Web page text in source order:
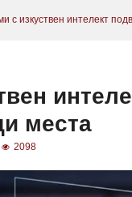
с изкуствен интелект
места
2098